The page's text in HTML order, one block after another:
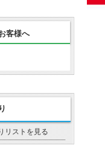
客様へ
拶
リストを見る